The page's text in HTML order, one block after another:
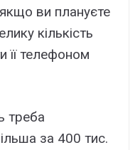
ви плануєте
кількість
її телефоном
треба
за 400 тис.